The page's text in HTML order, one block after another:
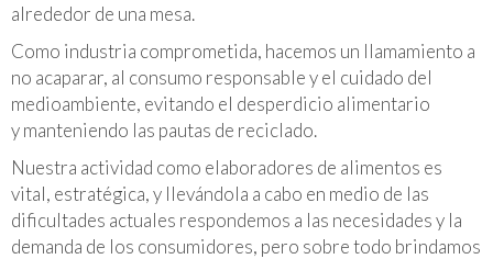
alrededor de una mesa.
Como industria comprometida, hacemos un llamamiento a
no acaparar, al consumo responsable y el cuidado del
medioambiente, evitando el desperdicio alimentario
ymanteniendo las pautas de reciclado.
Nuestra actividad como elaboradores de alimentos es
vital, estratégica, y llevándola a cabo en medio de las
dificultades actuales respondemos a las necesidades y la
demanda de los consumidores, pero sobre todo brindamos